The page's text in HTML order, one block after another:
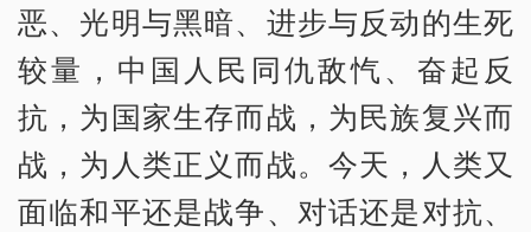
恶、光明与黑暗、进步与反动的生死
较量，中国人民同仇敌忾、奋起反
抗，为国家生存而战，为民族复兴而
战，为人类正义而战。今天，人类又
面临和平还是战争、对话还是对抗、